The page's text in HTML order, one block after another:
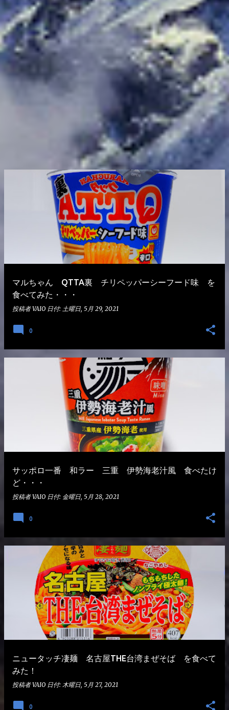
マルちゃん QTTA裏 チリペッパーシーフード味 を
食べてみた・・・
投稿者VAIO 日付: 土曜日, 5月 29, 2021
0
サッポロ一番 和ラー 三重 伊勢海老汁風 食べたけ
ど・・・
投稿者VAIO 日付: 金曜日, 5月 28, 2021
0
ニュータッチ凄麺 名古屋THE台湾まぜそば を食べて
みた！
投稿者VAIO 日付: 木曜日, 5月 27, 2021
0